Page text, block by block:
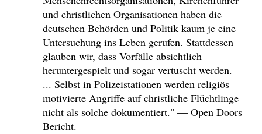
und christlichen Organisationen haben die
deutschen Behörden und Politik kaum je eine
Untersuchung ins Leben gerufen. Stattdessen
glauben wir, dass Vorfälle absichtlich
heruntergespielt und sogar vertuscht werden.
... Selbst in Polizeistationen werden religiös
motivierte Angriffe auf christliche Flüchtlinge
nicht als solche dokumentiert." — Open Doors
Bericht.